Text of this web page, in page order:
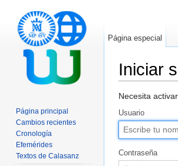
Iniciar
Necesita
Usuario
Contraseña
Página especial
Página principal
Cambios recientes
Cronología
Efemérides
Textos de Calasanz